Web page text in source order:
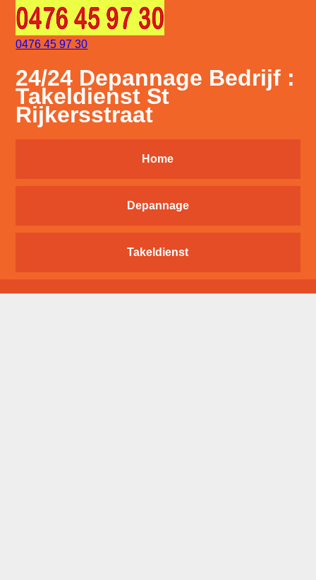
0476 45 97 30
24/24 Depannage Bedrijf :
Takeldienst St
Rijkersstraat
Home
Depannage
Takeldienst